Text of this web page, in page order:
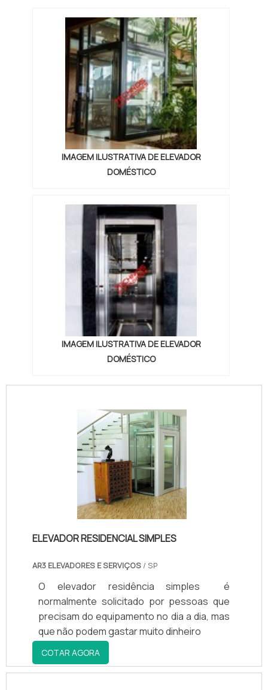
busca por uma empresa de Elevador
hidráulico comercial comprometedora com
os serviços, encontra na TECHNO
ELEVADORES. A empresa tem em seu
escopo elevador...
IMAGEM ILUSTRATIVA DE ELEVADOR
DOMÉSTICO
IMAGEM ILUSTRATIVA DE ELEVADOR
DOMÉSTICO
ELEVADOR RESIDENCIAL SIMPLES
AR3 ELEVADORES E SERVIÇOS / SP
O elevador residência simples é
normalmente solicitado por pessoas que
precisam do equipamento no dia a dia, mas
que não podem gastar muito dinheiro
COTAR AGORA